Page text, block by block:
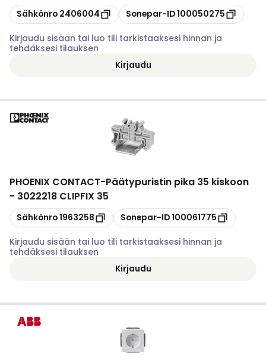
Kopioi
Sähkönro 2406004 Kopioi
Sonepar-ID100050275
Kirjaudu sisään tai luo tili tarkistaaksesi hinnan ja
tehdäksesi tilauksen
Kirjaudu
PHOENIX CONTACT-Päätypuristin pika 35 kiskoon
- 3022218 CLIPFIX 35
Kopioi
Sähkönro1963258 Kopioi
Sonepar-ID100061775
Kirjaudu sisään tai luo tili tarkistaaksesi hinnan ja
tehdäksesi tilauksen
Kirjaudu